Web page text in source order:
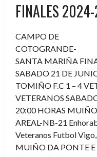
FINALES
CAMPO DE
COTOGRANDE-
SANTA MARIÑA
SABADO 21 DE
TOMIÑO F.C 1 – 4
VETERANOS
20:00 HORAS
AREAL-NB-21
Veteranos Futbol
MUIÑO DA PONTE E